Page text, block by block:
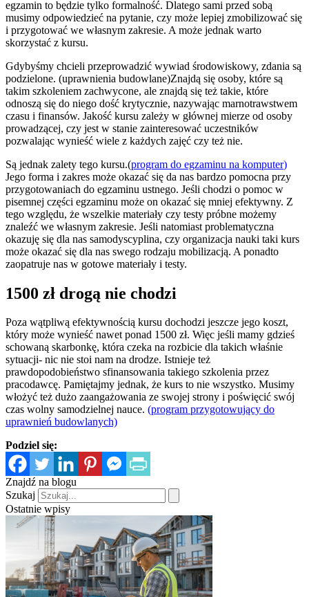
egzamin to będzie tylko formalność. Dlatego sami przed sobą
musimy odpowiedzieć na pytanie, czy może lepiej zmobilizować się
i przygotować we własnym zakresie. A może jednak warto
skorzystać z kursu.
Gdybyśmy chcieli przeprowadzić wywiad środowiskowy, zdania są
podzielone. (uprawnienia budowlane)Znajdą się osoby, które są
takim szkoleniem zachwycone, ale znajdą się też takie, które
odnoszą się do niego dość krytycznie, nazywając marnotrawstwem
czasu i finansów. Jakość kursu zależy w głównej mierze od osoby
prowadzącej, czy jest w stanie zainteresować uczestników
pozwalając wynieść wiele z każdych zajęć czy też nie.
Są jednak zalety tego kursu.(program do egzaminu na komputer)
Jego forma i zakres może okazać się da nas bardzo pomocna przy
przygotowaniach do egzaminu ustnego. Jeśli chodzi o pomoc w
pisemnej części egzaminu może on okazać się mniej efektywny. Z
tego względu, że wszelkie materiały czy testy próbne możemy
znaleźć we własnym zakresie. Jeśli natomiast problematyczna
okazuję się dla nas samodyscyplina, czy organizacja nauki taki kurs
może okazać się dla nas swego rodzaju mobilizacją. A ponadto
zaopatruje nas w gotowe materiały i testy.
1500 zł drogą nie chodzi
Poza wątpliwą efektywnością kursu dochodzi jeszcze jego koszt,
który może wynieść nawet ponad 1500 zł. Więc jeśli mamy gdzieś
schowaną skarbonkę, która czeka na rozbicie dla takich właśnie
sytuacji- nic nie stoi nam na drodze. Istnieje też
prawdopodobieństwo sfinansowania takiego szkolenia przez
pracodawcę. Pamiętajmy jednak, że kurs to nie wszystko. Musimy
włożyć też dużo zaangażowania ze swojej strony i poświęcić swój
czas wolny samodzielnej nauce. (program przygotowujący do
uprawnień budowlanych)
Podziel się:
Znajdź na blogu
Szukaj
Ostatnie wpisy